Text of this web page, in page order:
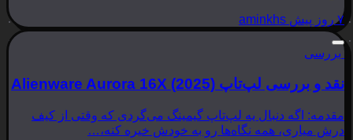
۷ روز پیش aminkhs
بررسی
نقد و بررسی لپ‌تاپ Alienware Aurora 16X (2025)
مقدمه: اگه دنبال یه لپ‌تاپ گیمینگ می‌گردی که وقتی از کیف
درش میاری، همه نگاه‌ها رو به خودش خیره کنه،…